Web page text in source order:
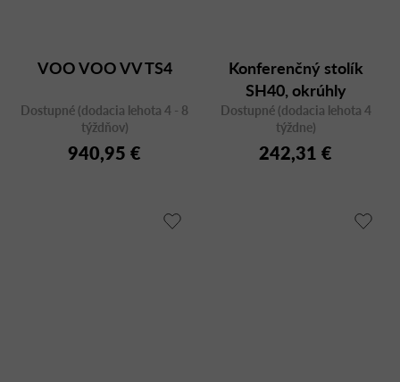
VOO VOO VV TS4
Dostupné (dodacia lehota 4 - 8
týždňov)
940,95 €
Konferenčný stolík
SH40, okrúhly
Dostupné (dodacia lehota 4
týždne)
242,31 €